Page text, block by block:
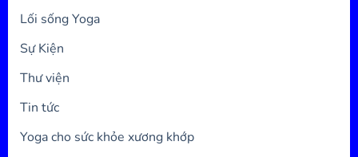
Lối sống Yoga
Sự Kiện
Thư viện
Tin tức
Yoga cho sức khỏe xương khớp